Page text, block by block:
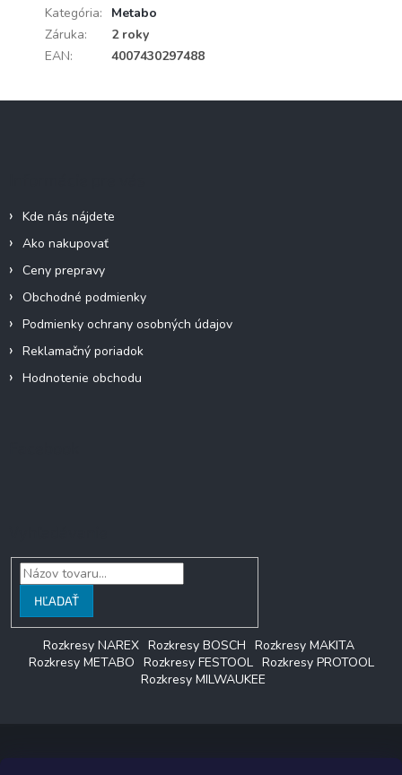
Kategória:
Metabo
Záruka:
2 roky
EAN: 4007430297488
Kde nás nájdete
Ako nakupovať
Ceny prepravy
Obchodné podmienky
Podmienky ochrany osobných údajov
Reklamačný poriadok
Hodnotenie obchodu
HĽADAŤ
Rozkresy NAREX Rozkresy BOSCH Rozkresy MAKITA
Rozkresy METABO Rozkresy FESTOOL Rozkresy PROTOOL
Rozkresy MILWAUKEE